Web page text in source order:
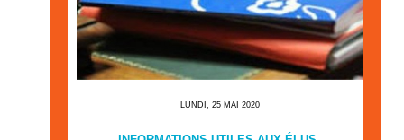
LUNDI, 25 MAI 2020